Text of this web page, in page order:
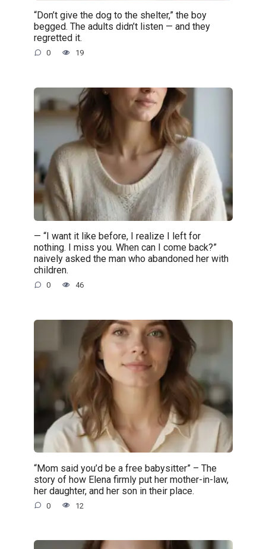
“Don’t give the dog to the shelter,” the boy
begged. The adults didn’t listen — and they
regretted it.
0 19
— “I want it like before, I realize I left for
nothing. I miss you. When can I come back?”
naively asked the man who abandoned her with
children.
0 46
“Mom said you’d be a free babysitter” – The
story of how Elena firmly put her mother-in-law,
her daughter, and her son in their place.
0 12